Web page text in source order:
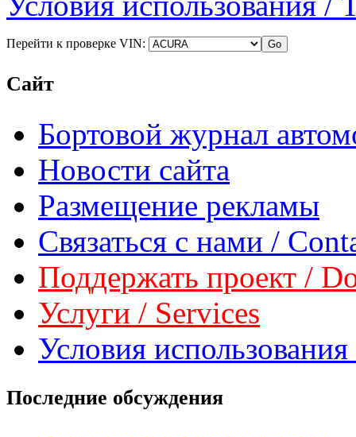
Перейти к проверке VIN:
Сайт
Бортовой журнал
Новости сайта
Размещение рекламы
Связаться с нами /
Поддержать проект /
Услуги / Services
Условия
Последние обсуждения